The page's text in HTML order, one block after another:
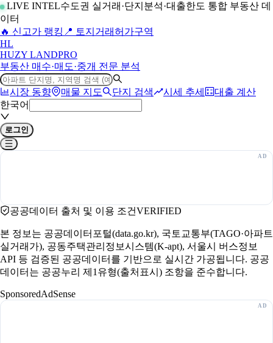
LIVE INTEL수도권 실거래·단지분석·대출한도 통합 부동산 데
이터
🔥 신고가 랭킹 📍 토지거래허가구역
HL
HUZY LANDPRO
부동산 매수·매도·중개 전문 분석
시장 동향 매물 지도 단지 검색 시세 추세
대출 계산
한국어
로그인
공공데이터 출처 및 이용 조건VERIFIED
본 정보는 공공데이터포털(data.go.kr), 국토교통부(TAGO·아파트
실거래가), 공동주택관리정보시스템(K-apt), 서울시 버스정보
API 등 검증된 공공데이터를 기반으로 실시간 가공됩니다. 공공
데이터는 공공누리 제1유형(출처표시) 조항을 준수합니다.
SponsoredAdSense